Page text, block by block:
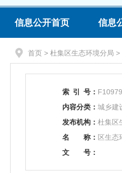
信息公开首页 信息
首页 > 杜集区生态环境分局 >
索 引 号：
内容分类： 城乡建
发布机构： 杜集区
名
称： 区生态
文
号：